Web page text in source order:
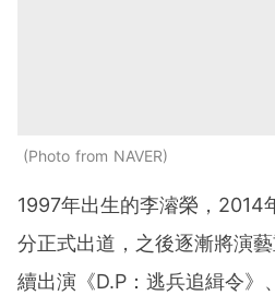
Photo from NAVER
1997年出生的李濬榮，2014
分正式出道，之後逐漸將演
續出演《D.P：逃兵追緝令》